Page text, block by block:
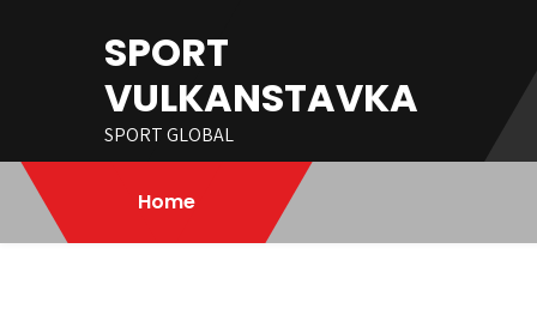
SPORT
VULKANSTAVKA
SPORT GLOBAL
Home